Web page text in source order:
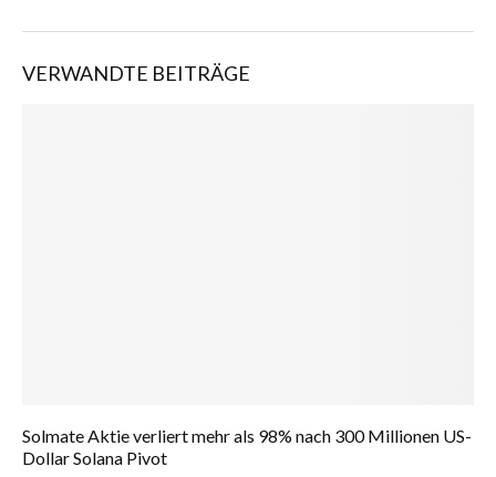
VERWANDTE BEITRÄGE
Solmate Aktie verliert mehr als 98% nach 300 Millionen US-
Dollar Solana Pivot